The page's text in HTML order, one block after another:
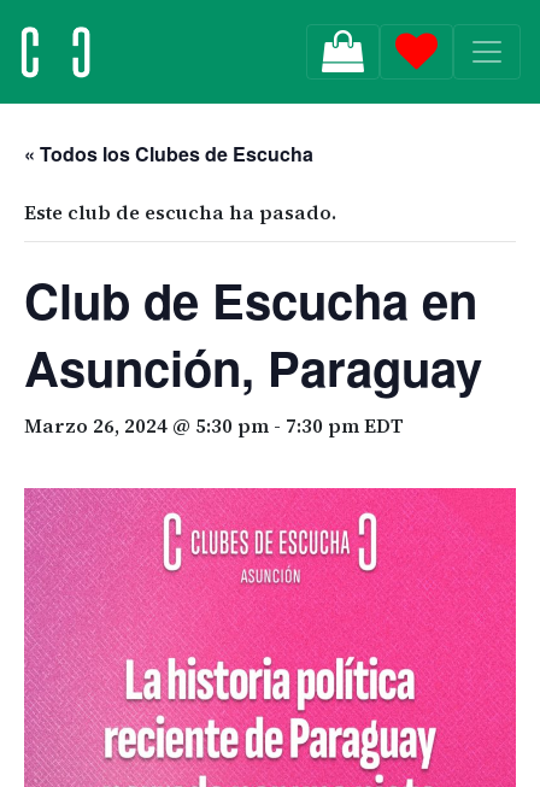
MAIN NAVIGATION
« Todos los Clubes de Escucha
Este club de escucha ha pasado.
Club de Escucha en
Asunción, Paraguay
Marzo 26, 2024 @ 5:30 pm - 7:30 pmEDT